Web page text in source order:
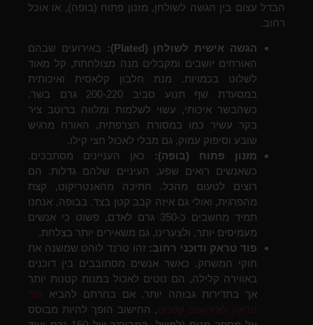
הבדל עצום בין הגשה לשולחן, מזנון פתוח (בופה), או אוכל
רחוב.
הגשה אישית לשולחן (Plated):
באירועים שבהם
האורחים יושבים ומקבלים מנה מצולחתת, קל מאוד
לשלוט בכמויות. מנת חלבון קלאסית ואיכותית
במסעדת שף תנוע סביב 200-220 גרם בשר.
כשהבשר איכותי, עשוי לשלמות ומלווה ברוטב ציר
בקר עשיר כמו במסורת הצרפתית, האורח מרגיש
שובע וסיפוק עמוק, גם מבלי לאכול חצי קילו.
מזנון פתוח (בופה): כאן העניינים מסתבכים.
כשאנשים רואים שפע, העיניים שלהם גדלות. הם
רוצים לטעום מהכל. חתיכה מהאנטריקוט, קצת
מהפרגית, ואולי גם איזה קבב קטן בצד. בבופה, אנחנו
תמיד מחשבים כ-350 גרם לאדם, פשוט כי אנשים
מעמיסים יותר, ולצערינו, גם משאירים יותר בצלחת.
פוד טראק ודוכני רחוב: זהו טרנד לוהט שמשנה את
חוקי המשחק. כאשר אנשים מסתובבים בין דוכנים
באווירה קלילה, הם נוטים לאכול במנות קטנות יותר
אך בתדירות גבוהה יותר. אם בחרתם להביא פוד
טראק לאירועים קטנים, החישוב הופך להיות מבוסס